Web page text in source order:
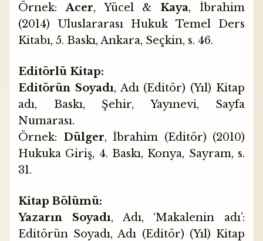
Örnek:Acer, Yücel & Kaya, İbrahim
(2014) Uluslararası Hukuk Temel Ders
Kitabı, 5. Baskı, Ankara, Seçkin, s. 46.
Editörlü Kitap:
Editörün Soyadı, Adı (Editör) (Yıl) Kitap
adı, Baskı, Şehir, Yayınevi, Sayfa
Numarası.
Örnek: Dülger, İbrahim (Editör) (2010)
Hukuka Giriş, 4. Baskı, Konya, Sayram, s.
31.
Kitap Bölümü:
Yazarın Soyadı, Adı, ‘Makalenin adı’:
Editörün Soyadı, Adı (Editör) (Yıl) Kitap